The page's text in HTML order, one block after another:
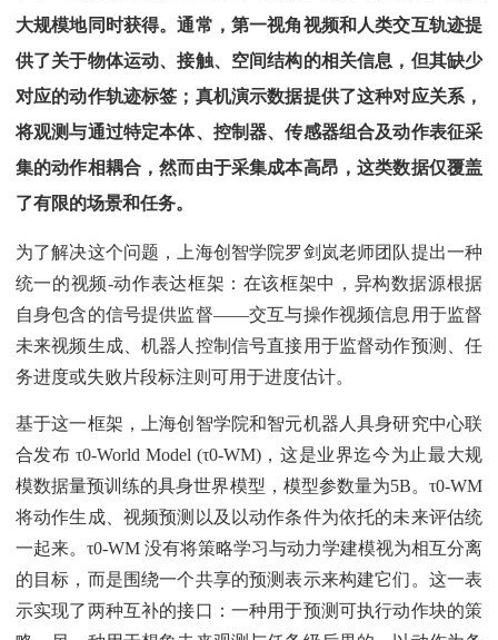
大规模地同时获得。通常，第一视角视频和人类交互轨迹提
供了关于物体运动、接触、空间结构的相关信息，但其缺少
对应的动作轨迹标签；真机演示数据提供了这种对应关系，
将观测与通过特定本体、控制器、传感器组合及动作表征采
集的动作相耦合，然而由于采集成本高昂，这类数据仅覆盖
了有限的场景和任务。
为了解决这个问题，上海创智学院罗剑岚老师团队提出一种
统一的视频-动作表达框架：在该框架中，异构数据源根据
自身包含的信号提供监督——交互与操作视频信息用于监督
未来视频生成、机器人控制信号直接用于监督动作预测、任
务进度或失败片段标注则可用于进度估计。
基于这一框架，上海创智学院和智元机器人具身研究中心联
合发布 τ0-World Model (τ0-WM)，这是业界迄今为止最大规
模数据量预训练的具身世界模型，模型参数量为5B。τ0-WM
将动作生成、视频预测以及以动作条件为依托的未来评估统
一起来。τ0-WM 没有将策略学习与动力学建模视为相互分离
的目标，而是围绕一个共享的预测表示来构建它们。这一表
示实现了两种互补的接口：一种用于预测可执行动作块的策